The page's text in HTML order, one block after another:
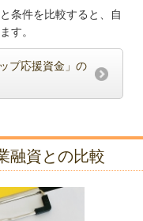
条件を比較すると、自
す。
プ応援資金」の
融資との比較